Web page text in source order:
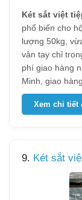
Két sắt việt
phổ biến cho
lượng 50kg,
vân tay chỉ
phí giao hàng
Minh, giao
Xem chi tiết
9. Két sắt